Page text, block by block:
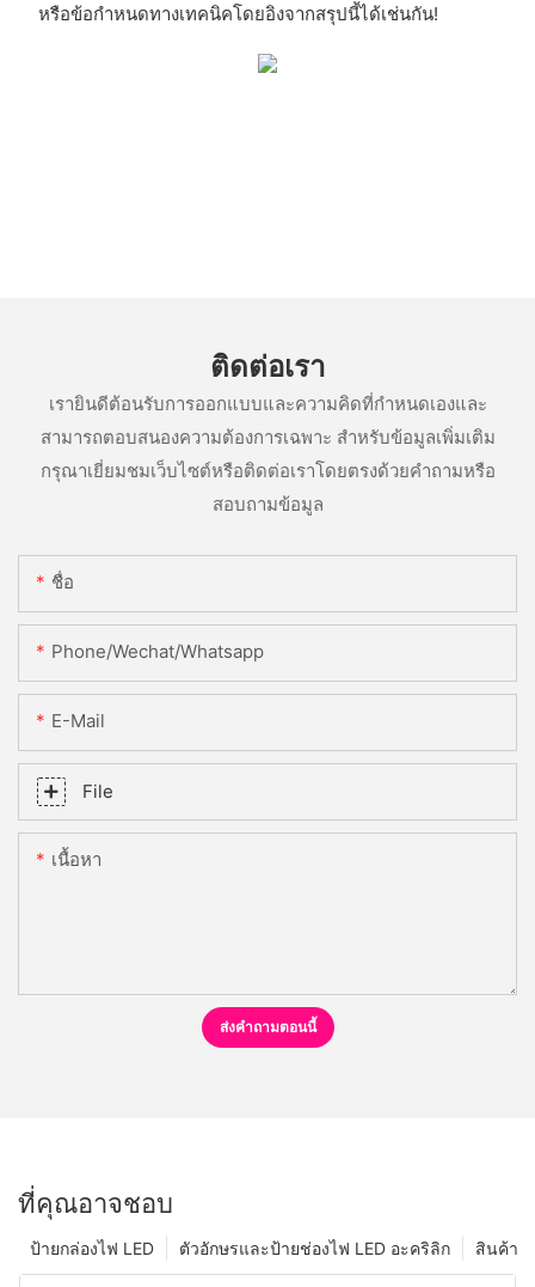
หรือข้อกำหนดทางเทคนิคโดยอิงจากสรุปนี้ได้เช่นกัน!
ติดต่อเรา
เรายินดีต้อนรับการออกแบบและความคิดที่กำหนดเองและ
สามารถตอบสนองความต้องการเฉพาะ สำหรับข้อมูลเพิ่มเติม
กรุณาเยี่ยมชมเว็บไซต์หรือติดต่อเราโดยตรงด้วยคำถามหรือ
สอบถามข้อมูล
ชื่อ
Phone/Wechat/Whatsapp
E-Mail
File
เนื้อหา
ส่งคำถามตอนนี้
ที่คุณอาจชอบ
สินค้า
ตัวอักษรและป้ายช่องไฟ LED อะคริลิก
ป้ายกล่องไฟ LED